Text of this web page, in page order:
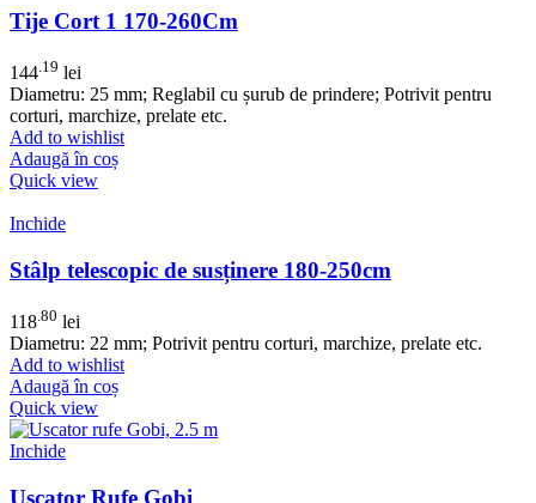
Tije Cort 1 170-260Cm
144 .19 lei
Diametru: 25 mm; Reglabil cu șurub de prindere; Potrivit pentru
corturi, marchize, prelate etc.
Add to wishlist
Adaugă în coș
Quick view
Inchide
Stâlp telescopic de susținere 180-250cm
118 .80 lei
Diametru: 22 mm; Potrivit pentru corturi, marchize, prelate etc.
Add to wishlist
Adaugă în coș
Quick view
Inchide
Uscator Rufe Gobi